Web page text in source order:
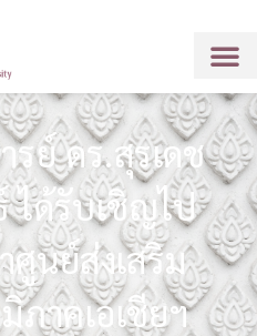
รย์ ดร.สุรเดช
ได้รับเชิญไป
นย์ส่งเสริม
ภาคเอเชียฯ